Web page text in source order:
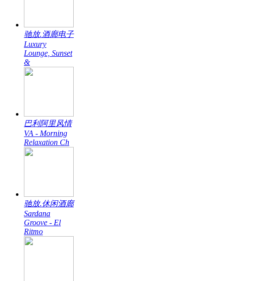
驰放.酒廊电子
Luxury
Lounge, Sunset
&
巴利阿里风情
VA - Morning
Relaxation Ch
驰放.休闲酒廊
Sardana
Groove - El
Ritmo